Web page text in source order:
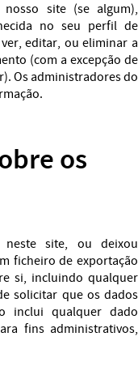
site (se algum),
no seu perfil de
editar, ou eliminar a
(com a excepção de
Os administradores do
os
site, ou deixou
ficheiro de exportação
si, incluindo qualquer
solicitar que os dados
inclui qualquer dado
fins administrativos,